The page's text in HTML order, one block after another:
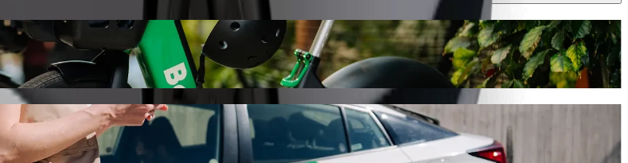
filialı) Bolt utasszállítással
A Bolttal az utazás körülbelül 9 p időt vesz igénybe, és várhatóan 2,00 AZN AZN lesz. Bármilyen alkalomra,